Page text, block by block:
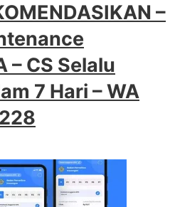
–
– CS Selalu
7 Hari – WA